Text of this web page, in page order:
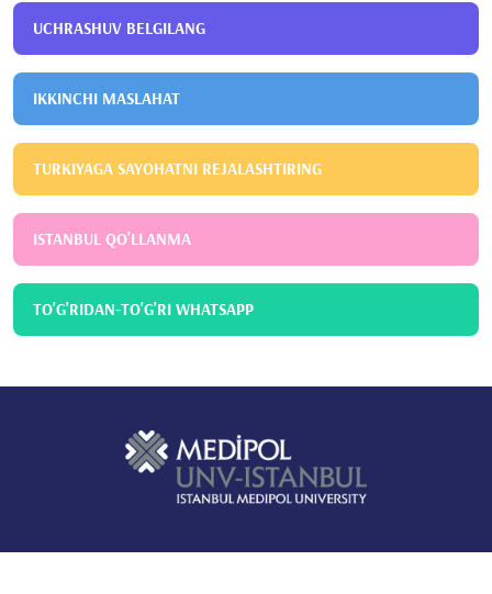
UCHRASHUV BELGILANG
IKKINCHI MASLAHAT
TURKIYAGA SAYOHATNI REJALASHTIRING
ISTANBUL QO'LLANMA
TO'G'RIDAN-TO'G'RI WHATSAPP